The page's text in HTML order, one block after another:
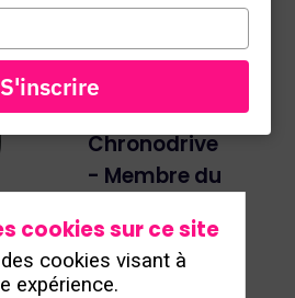
Fondateur,
The Good
Ones -
Président,
Chronodrive
- Membre du
gérance de
l’AFM
cookies sur ce site
cookies visant à
expérience.
S'inscrire